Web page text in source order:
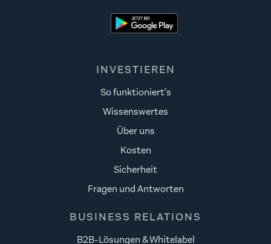
INVESTIEREN
So funktioniert's
Wissenswertes
Über uns
Kosten
Sicherheit
Fragen und Antworten
BUSINESS RELATIONS
B2B-Lösungen & Whitelabel